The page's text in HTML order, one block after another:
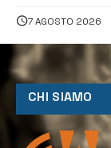
7 AGOSTO 2026
CHI SIAMO